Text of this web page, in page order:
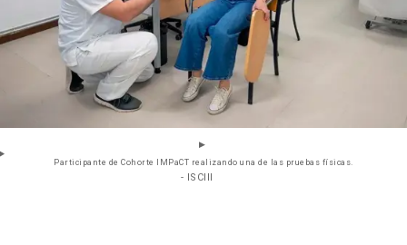
Participante de Cohorte IMPaCT realizando una de las pruebas físicas.
- ISCIII